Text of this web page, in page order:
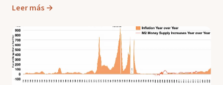
Leer más →